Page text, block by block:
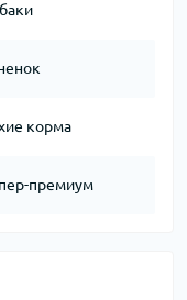
корма
премиум